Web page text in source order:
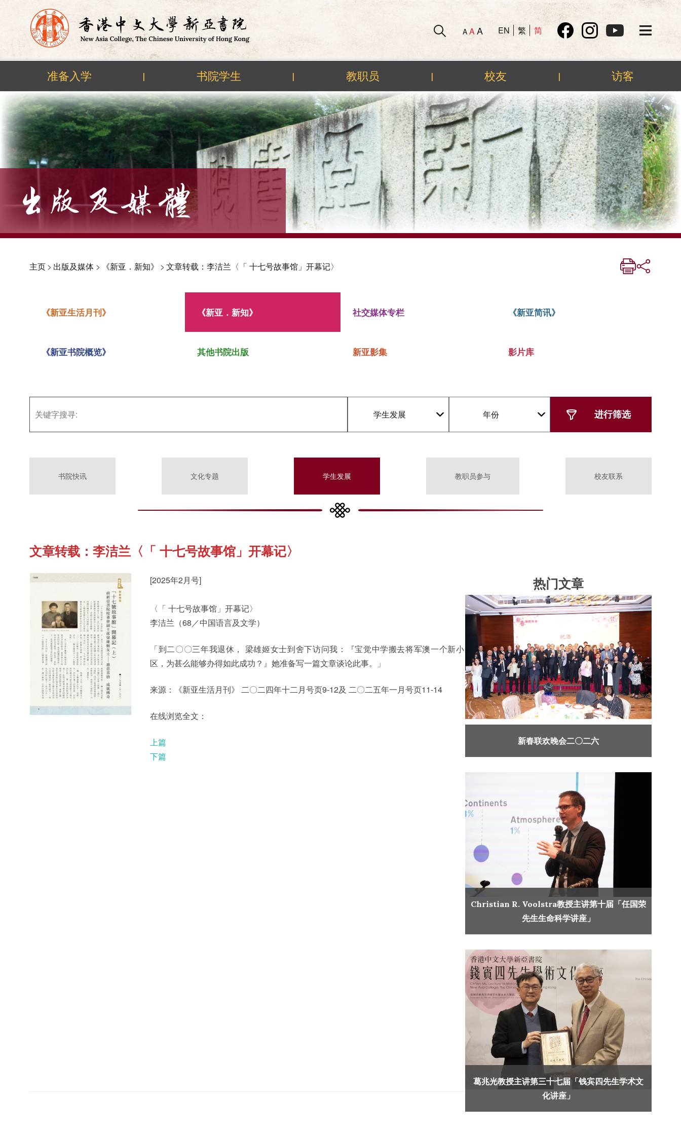
Skip
content
A AA EN 繁 简
准备入学 | 书院学生 | 教职员 | 校友 | 访客
主页> 出版及媒体 > 《新亚．新知》 > 文章转载：李洁兰〈「 十七号故事馆」开幕记〉
《新亚生活月刊》 《新亚．新知》 社交媒体专栏 《新亚简讯》
《新亚书院概览》 其他书院出版 新亚影集 影片库
学生发展 年份
书院快讯 文化专题 学生发展 教职员参与 校友联系
文章转载：李洁兰〈「 十七号故事馆」开幕记〉
[2025年2月号]
〈「 十七号故事馆」开幕记〉
李洁兰（68／中国语言及文学）
「到二〇〇三年我退休， 梁雄姬女士到舍下访问我：『宝觉中学搬去将军澳一个新小
区，为甚么能够办得如此成功？』她准备写一篇文章谈论此事。」
来源：《新亚生活月刊》 二〇二四年十二月号页9-12及 二〇二五年一月号页11-14
在线浏览全文：
上篇
下篇
热门文章
新春联欢晚会二〇二六
Christian R. Voolstra教授主讲第十届「任国荣
先生生命科学讲座」
葛兆光教授主讲第三十七届「钱宾四先生学术文
化讲座」